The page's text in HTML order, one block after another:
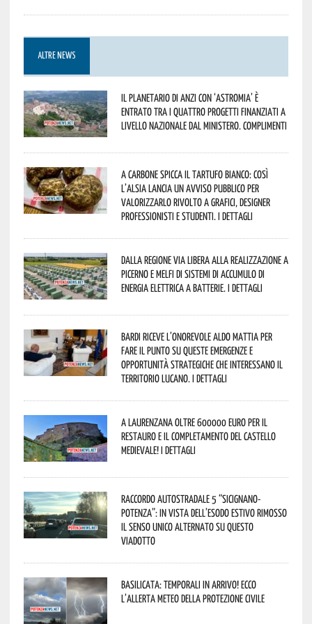
ALTRE NEWS
Il Planetario di Anzi con ‘Astromia’ è
entrato tra i quattro progetti finanziati a
livello nazionale dal Ministero. Complimenti
A Carbone spicca il tartufo bianco: così
l’Alsia lancia un avviso pubblico per
valorizzarlo rivolto a grafici, designer
professionisti e studenti. I dettagli
Dalla Regione via libera alla realizzazione a
Picerno e Melfi di sistemi di accumulo di
energia elettrica a batterie. I dettagli
Bardi riceve l’onorevole Aldo Mattia per
fare il punto su queste emergenze e
opportunità strategiche che interessano il
territorio lucano. I dettagli
A Laurenzana oltre 600000 euro per il
restauro e il completamento del Castello
Medievale! I dettagli
Raccordo Autostradale 5 “Sicignano-
Potenza”: in vista dell’esodo estivo rimosso
il senso unico alternato su questo
viadotto
Basilicata: temporali in arrivo! Ecco
l’allerta meteo della Protezione civile